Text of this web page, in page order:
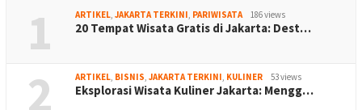
1 ARTIKEL JAKARTA TERKINI PARIWISATA 186 views
20 Tempat Wisata Gratis di Jakarta: Dest…
2 ARTIKEL BISNIS JAKARTA TERKINI KULINER 53 views
Eksplorasi Wisata Kuliner Jakarta: Mengg…